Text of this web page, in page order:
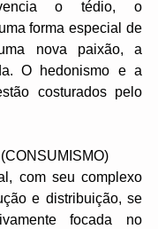
o tédio, o
forma especial de
nova paixão, a
O hedonismo e a
costurados pelo
com seu complexo
e distribuição, se
focada no